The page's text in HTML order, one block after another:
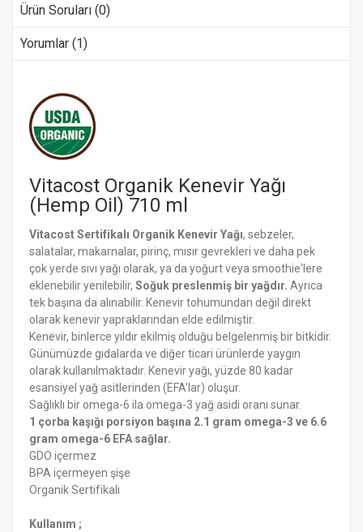
Ürün Soruları (0)
Yorumlar (1)
Vitacost Organik Kenevir Yağı
(Hemp Oil) 710 ml
Vitacost Sertifikalı Organik Kenevir Yağı, sebzeler,
salatalar, makarnalar, pirinç, mısır gevrekleri ve daha pek
çok yerde sıvı yağı olarak, ya da yoğurt veya smoothie'lere
eklenebilir yenilebilir, Soğuk preslenmiş bir yağdır. Ayrıca
tek başına da alınabilir. Kenevir tohumundan değil direkt
olarak kenevir yapraklarından elde edilmiştir.
Kenevir, binlerce yıldır ekilmiş olduğu belgelenmiş bir bitkidir.
Günümüzde gıdalarda ve diğer ticari ürünlerde yaygın
olarak kullanılmaktadır. Kenevir yağı, yüzde 80 kadar
esansiyel yağ asitlerinden (EFA'lar) oluşur.
Sağlıklı bir omega-6 ila omega-3 yağ asidi oranı sunar.
1 çorba kaşığı porsiyon başına 2.1 gram omega-3 ve 6.6
gram omega-6 EFA sağlar.
GDO içermez
BPA içermeyen şişe
Organik Sertifikalı
Kullanım ;